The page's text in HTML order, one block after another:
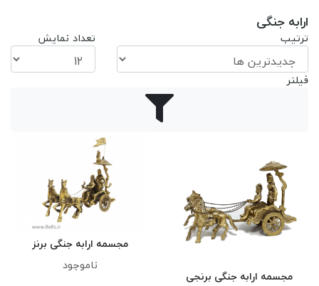
ارابه جنگی
ترتیب تعداد نمایش
فیلتر
مجسمه ارابه جنگی برنجی
مجسمه ارابه جنگی برنز
ناموجود